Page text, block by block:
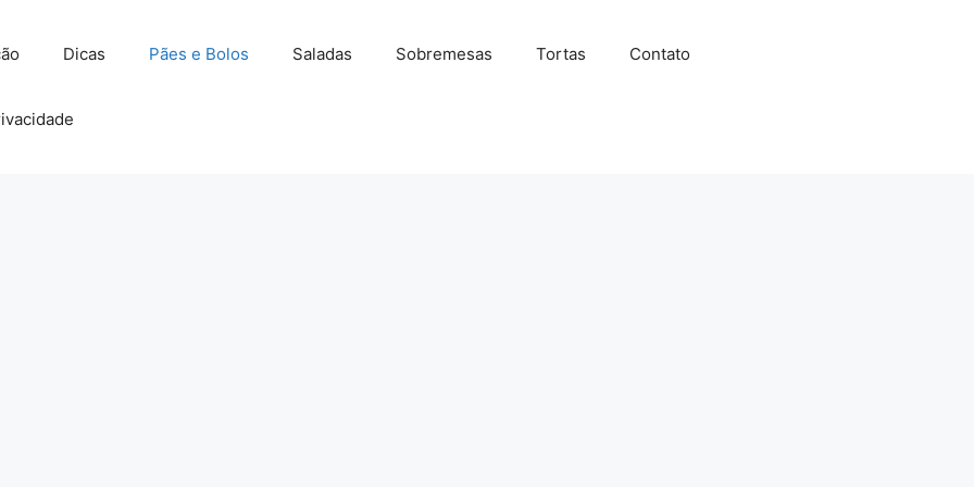
Dicas Pães e Bolos Saladas Sobremesas Tortas Contato